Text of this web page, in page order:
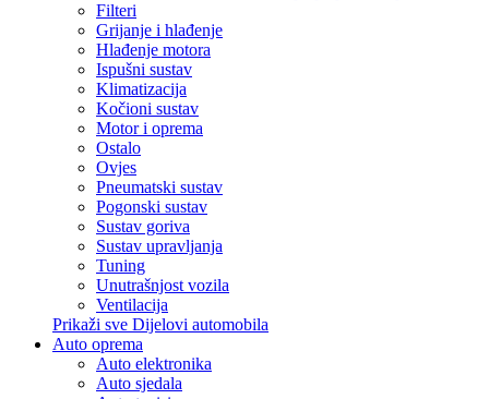
Filteri
Grijanje i hlađenje
Hlađenje motora
Ispušni sustav
Klimatizacija
Kočioni sustav
Motor i oprema
Ostalo
Ovjes
Pneumatski sustav
Pogonski sustav
Sustav goriva
Sustav upravljanja
Tuning
Unutrašnjost vozila
Ventilacija
Prikaži sve Dijelovi automobila
Auto oprema
Auto elektronika
Auto sjedala